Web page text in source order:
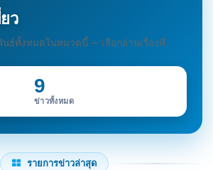
ว
ธ์ทั้งหมดในหมวดนี้ — เลือกอ่านเรื่องที่
9
ข่าวทั้งหมด
รายการข่าวล่าสุด